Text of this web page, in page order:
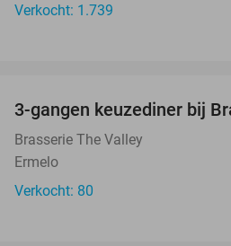
Verkocht: 1.739
3-gangen keuzediner bij
Brasserie The Valley
Ermelo
Verkocht: 80